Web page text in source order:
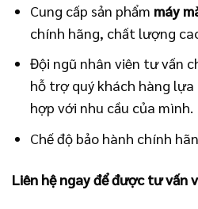
Cung cấp sản phẩm máy
chính hãng, chất lượng
Đội ngũ nhân viên tư vấn
hỗ trợ quý khách hàng lựa
hợp với nhu cầu của mình.
Chế độ bảo hành chính
Liên hệ ngay để được tư vấn